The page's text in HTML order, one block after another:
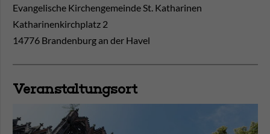
Evangelische Kirchengemeinde St. Katharinen
Katharinenkirchplatz 2
14776 Brandenburg an der Havel
Veranstaltungsort